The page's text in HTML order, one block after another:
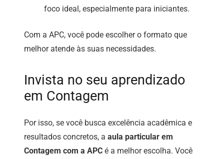
foco ideal, especialmente para iniciantes.
Com a APC, você pode escolher o formato que
melhor atende às suas necessidades.
Invista no seu aprendizado
em Contagem
Por isso, se você busca excelência acadêmica e
resultados concretos, a aula particular em
Contagem com a APC é a melhor escolha. Você